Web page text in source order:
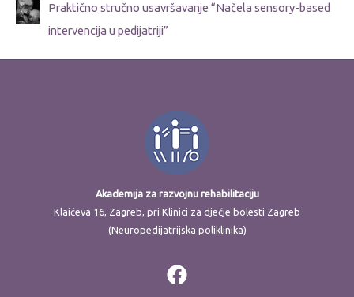
Praktično stručno usavršavanje “Načela sensory-based
intervencija u pedijatriji”
Akademija za razvojnu rehabilitaciju
Klaićeva 16, Zagreb, pri Klinici za dječje bolesti Zagreb
(Neuropedijatrijska poliklinika)